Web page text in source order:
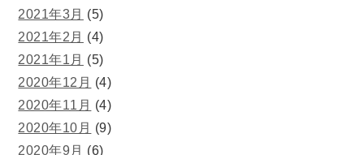
2021年3月 (5)
2021年2月 (4)
2021年1月 (5)
2020年12月 (4)
2020年11月 (4)
2020年10月 (9)
2020年9月 (6)